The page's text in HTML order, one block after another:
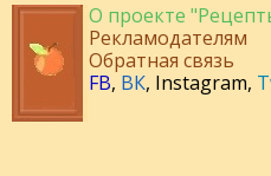
О проекте
Рекламодателям
Обратная связь
FB, ВК, Instagram,